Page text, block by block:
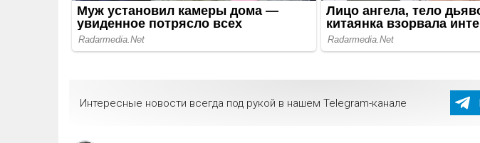
Интересные новости всегда под рукой в нашем Telegram-канале